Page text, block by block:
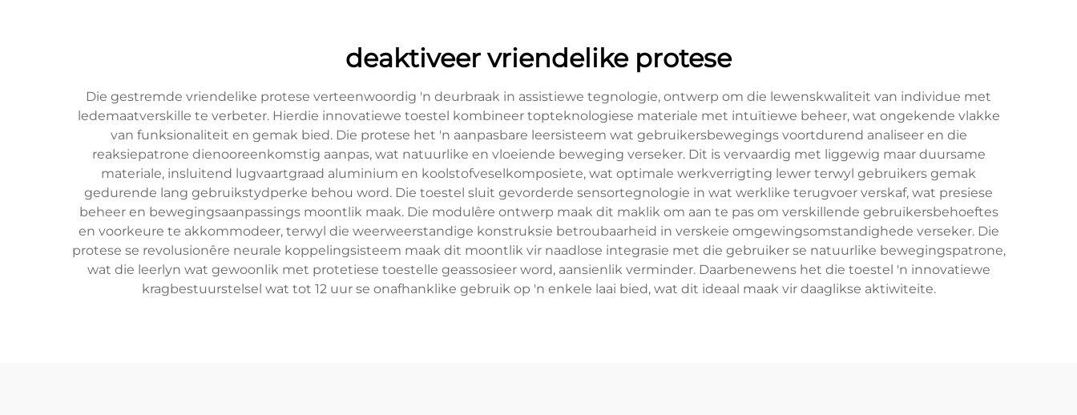
deaktiveer vriendelike protese
Die gestremde vriendelike protese verteenwoordig 'n deurbraak in assistiewe tegnologie, ontwerp om die lewenskwaliteit van individue met
ledemaatverskille te verbeter. Hierdie innovatiewe toestel kombineer topteknologiese materiale met intuïtiewe beheer, wat ongekende vlakke
van funksionaliteit en gemak bied. Die protese het 'n aanpasbare leersisteem wat gebruikersbewegings voortdurend analiseer en die
reaksiepatrone dienooreenkomstig aanpas, wat natuurlike en vloeiende beweging verseker. Dit is vervaardig met liggewig maar duursame
materiale, insluitend lugvaartgraad aluminium en koolstofveselkomposiete, wat optimale werkverrigting lewer terwyl gebruikers gemak
gedurende lang gebruikstydperke behou word. Die toestel sluit gevorderde sensortegnologie in wat werklike terugvoer verskaf, wat presiese
beheer en bewegingsaanpassings moontlik maak. Die modulêre ontwerp maak dit maklik om aan te pas om verskillende gebruikersbehoeftes
en voorkeure te akkommodeer, terwyl die weerweerstandige konstruksie betroubaarheid in verskeie omgewingsomstandighede verseker. Die
protese se revolusionêre neurale koppelingsisteem maak dit moontlik vir naadlose integrasie met die gebruiker se natuurlike bewegingspatrone,
wat die leerlyn wat gewoonlik met protetiese toestelle geassosieer word, aansienlik verminder. Daarbenewens het die toestel 'n innovatiewe
kragbestuurstelsel wat tot 12 uur se onafhanklike gebruik op 'n enkele laai bied, wat dit ideaal maak vir daaglikse aktiwiteite.